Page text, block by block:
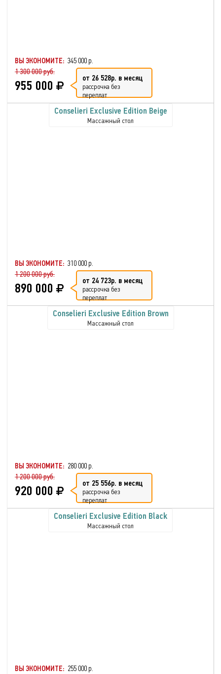
ВЫ ЭКОНОМИТЕ: 345 000 р.
1 300 000 руб.
955 000 от 26 528р. в месяц
рассрочка без
переплат
Conselieri Exclusive Edition Beige
Массажный стол
ВЫ ЭКОНОМИТЕ: 310 000 р.
1 200 000 руб.
890 000 от 24 723р. в месяц
рассрочка без
переплат
Conselieri Exclusive Edition Brown
Массажный стол
ВЫ ЭКОНОМИТЕ: 280 000 р.
1 200 000 руб.
920 000 от 25 556р. в месяц
рассрочка без
переплат
Conselieri Exclusive Edition Black
Массажный стол
ВЫ ЭКОНОМИТЕ: 255 000 р.